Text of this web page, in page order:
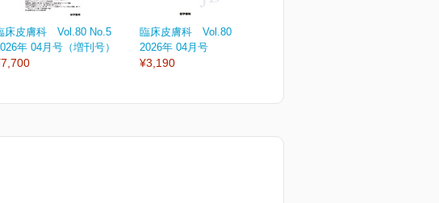
床皮膚科 Vol.80 No.5
年 04月号（増刊号）
臨床皮膚科 Vol.80 No.4
2026年 04月号
¥3,190